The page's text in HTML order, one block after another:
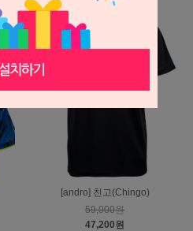
[andro] 친고(Chingo)
59,000원
47,200원